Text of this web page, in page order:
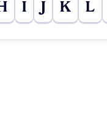
I J K L